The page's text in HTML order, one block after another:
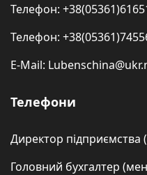
Телефон:
Телефон:
E-Mail:
Телефони
Директор підприємства
Головний бухгалтер